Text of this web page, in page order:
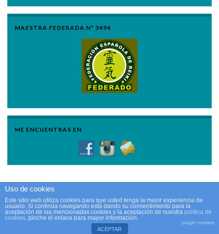
MAESTRA FEDERADA Nº 3494
ME ENCUENTRAS EN
Reiki en Castellón © 2011 - 2025. Todos los derechos reservados.
Aviso Legal
Política de Privacidad
Graphene Themes.
Uso de cookies
Este sitio web utiliza cookies para que usted tenga la mejor experiencia de
usuario. Si continúa navegando está dando su consentimiento para la
aceptación de las mencionadas cookies y la aceptación de nuestra política de
cookies, pinche el enlace para mayor información.
plugin cookies
ACEPTAR